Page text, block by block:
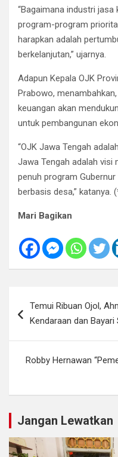
“Bagaimana industri
program-program
harapkan adalah
berkelanjutan,” ujarnya.
Adapun Kepala OJK
Prabowo,
keuangan akan
untuk pembangunan
“OJK Jawa Tengah
Jawa Tengah adalah visi
penuh program
berbasis desa,” katanya.
Mari Bagikan
posTemui Ribuan Ojol,
Kendaraan dan Bayari
Robby Hernawan
Jangan Lewatkan